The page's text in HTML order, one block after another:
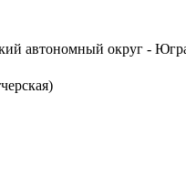
автономный округ -